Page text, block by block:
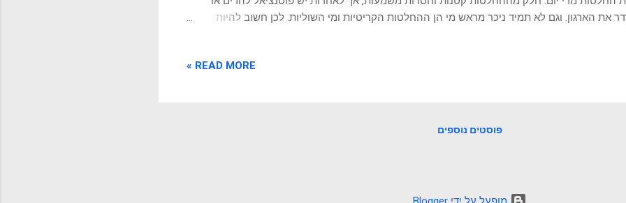
את הארגון. וגם לא תמיד ניכר מראש מי הן ההחלטות הקריטיות ומי השוליות. לכן חשוב להיות
- אפקט הילה/קרן שגורם להתנתקות מעובדות מעשיות - הטיית אישור שמונעת התייחסות נכונה
READ MORE »
פוסטים נוספים